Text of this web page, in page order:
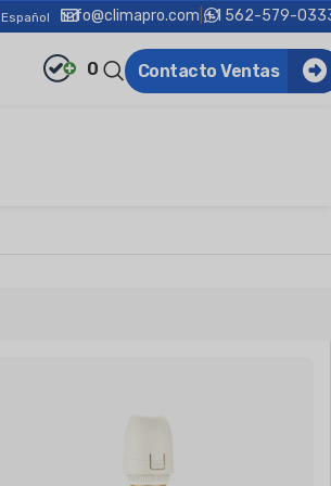
Español info@climapro.com +1 562-579-
0 Contacto Ventas